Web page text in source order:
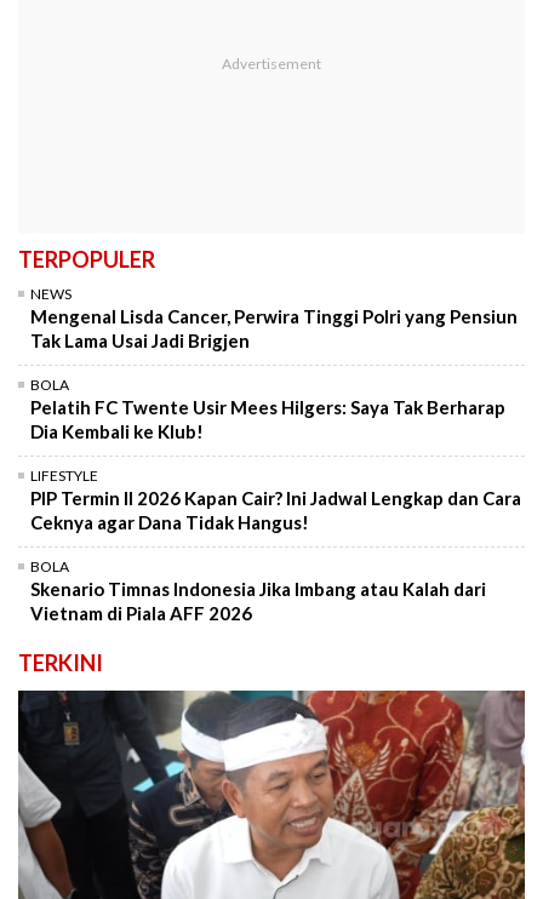
TERPOPULER
NEWS
Mengenal Lisda Cancer, Perwira Tinggi Polri yang Pensiun
Tak Lama Usai Jadi Brigjen
BOLA
Pelatih FC Twente Usir Mees Hilgers: Saya Tak Berharap
Dia Kembali ke Klub!
LIFESTYLE
PIP Termin II 2026 Kapan Cair? Ini Jadwal Lengkap dan Cara
Ceknya agar Dana Tidak Hangus!
BOLA
Skenario Timnas Indonesia Jika Imbang atau Kalah dari
Vietnam di Piala AFF 2026
TERKINI